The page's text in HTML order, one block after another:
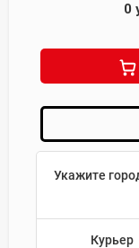
0
Укажите
Курьер